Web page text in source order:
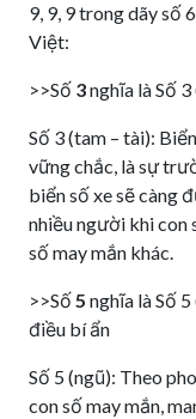
9, 9, 9 trong dãy số
Việt:
>>Số 3nghĩa là Số
Số 3 (tam – tài):
vững chắc, là sự
biển số xe sẽ càng
nhiều người khi
số may mắn khác.
>>Số5 nghĩa là Số
điều bí ẩn
Số 5 (ngũ): Theo
con số may mắn,